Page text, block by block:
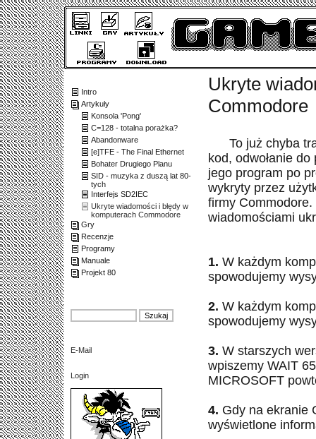
Intro
Artykuły
Konsola 'Pong'
C=128 - totalna porażka?
Abandonware
[e]TFE - The Final Ethernet
Bohater Drugiego Planu
SID - muzyka z duszą lat 80-
tych
Interfejs SD2IEC
Ukryte wiadomości i błędy w
komputerach Commodore
Gry
Recenzje
Programy
Manuale
Projekt 80
E-Mail
Login
Ukryte
Commodore
To już chyba
kod, odwołanie
jego program po
wykryty przez
firmy Commodore.
wiadomościami
1. W każdym
spowodujemy
2. W każdym
spowodujemy
3. W starszych
wpiszemy WAIT
MICROSOFT
4. Gdy na ekranie
wyświetlone